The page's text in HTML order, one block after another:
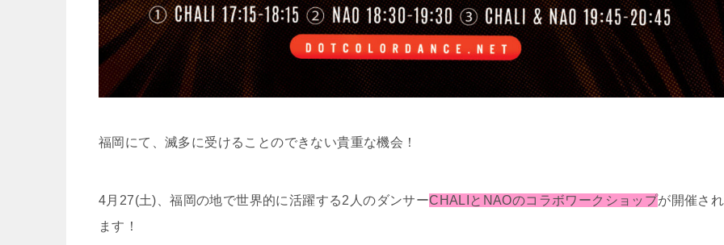
福岡にて、滅多に受けることのできない貴重な機会！
4月27(土)、福岡の地で世界的に活躍する2人のダンサーCHALIとNAOのコラボワークショップが開催され
ます！